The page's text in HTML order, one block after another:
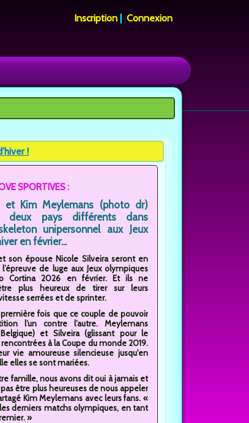
Inscription |Connexion
!
SPORTIVES :
et Kim Meylemans (photo dr)
deux pays différents dans
unipersonnel aux Jeux
en février...
son épouse Nicole Silveira seront en
de luge aux Jeux olympiques
Cortina 2026 en février. Et ils ne
plus heureux de tirer sur leurs
serrées et de sprinter.
fois que ce couple de pouvoir
l’un contre l’autre. Meylemans
et Silveira (glissant pour le
à la Coupe du monde 2019.
vie amoureuse silencieuse jusqu'en
elles se sont mariées.
famille, nous avons dit oui à jamais et
être plus heureuses de nous appeler
Kim Meylemans avec leurs fans. «
derniers matchs olympiques, en tant
»